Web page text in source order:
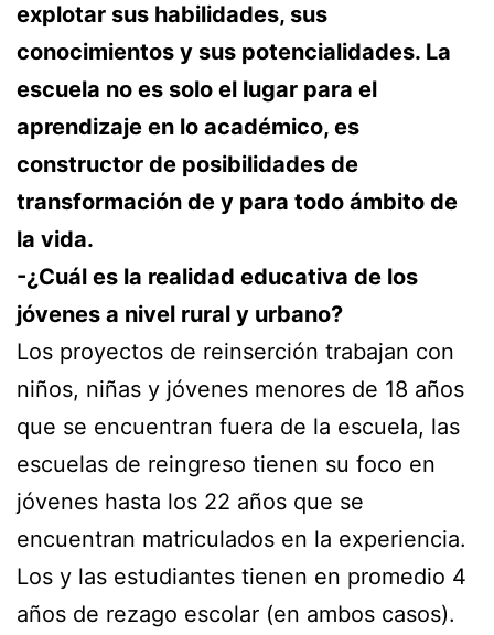
explotar sus habilidades, sus
conocimientos y sus potencialidades. La
escuela no es solo el lugar para el
aprendizaje en lo académico, es
constructor de posibilidades de
transformación de y para todo ámbito de
la vida.
-¿Cuál es la realidad educativa de los
jóvenes a nivel rural y urbano?
Los proyectos de reinserción trabajan con
niños, niñas y jóvenes menores de 18 años
que se encuentran fuera de la escuela, las
escuelas de reingreso tienen su foco en
jóvenes hasta los 22 años que se
encuentran matriculados en la experiencia.
Los y las estudiantes tienen en promedio 4
años de rezago escolar (en ambos casos).